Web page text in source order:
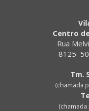
Centro
Rua
Tm.
(chamada